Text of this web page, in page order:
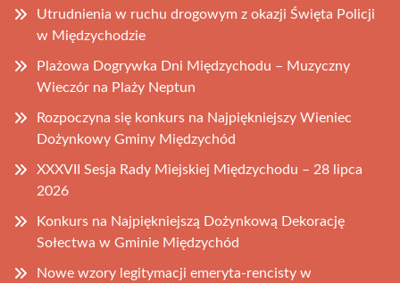
Utrudnienia w ruchu drogowym z okazji Święta Policji
w Międzychodzie
Plażowa Dogrywka Dni Międzychodu – Muzyczny
Wieczór na Plaży Neptun
Rozpoczyna się konkurs na Najpiękniejszy Wieniec
Dożynkowy Gminy Międzychód
XXXVII Sesja Rady Miejskiej Międzychodu – 28 lipca
2026
Konkurs na Najpiękniejszą Dożynkową Dekorację
Sołectwa w Gminie Międzychód
Nowe wzory legitymacji emeryta-rencisty w